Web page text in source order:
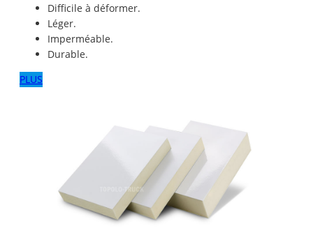
Difficile à déformer.
Léger.
Imperméable.
Durable.
PLUS